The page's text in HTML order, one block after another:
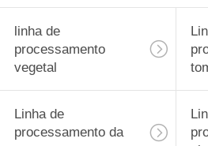
Linha da
frutos
linha de
processamento
vegetal
Linha de
processamento da